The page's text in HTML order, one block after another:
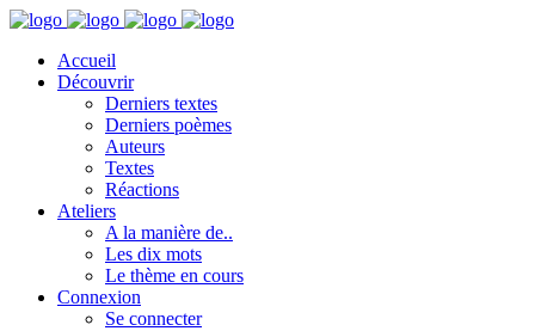
Accueil
Découvrir
Derniers textes
Derniers poèmes
Auteurs
Textes
Réactions
Ateliers
A la manière de..
Les dix mots
Le thème en cours
Connexion
Se connecter